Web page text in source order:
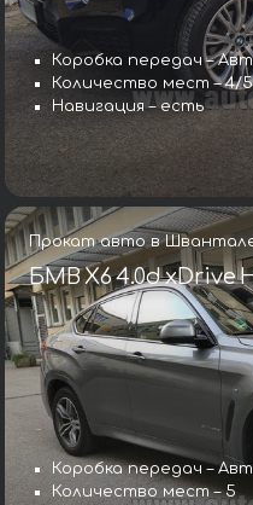
Коробка передач –
Количество мест – 4/5
Навигация – есть
Прокат авто в
БМВ X6 4.0d xDrive
Коробка передач –
Количество мест – 5